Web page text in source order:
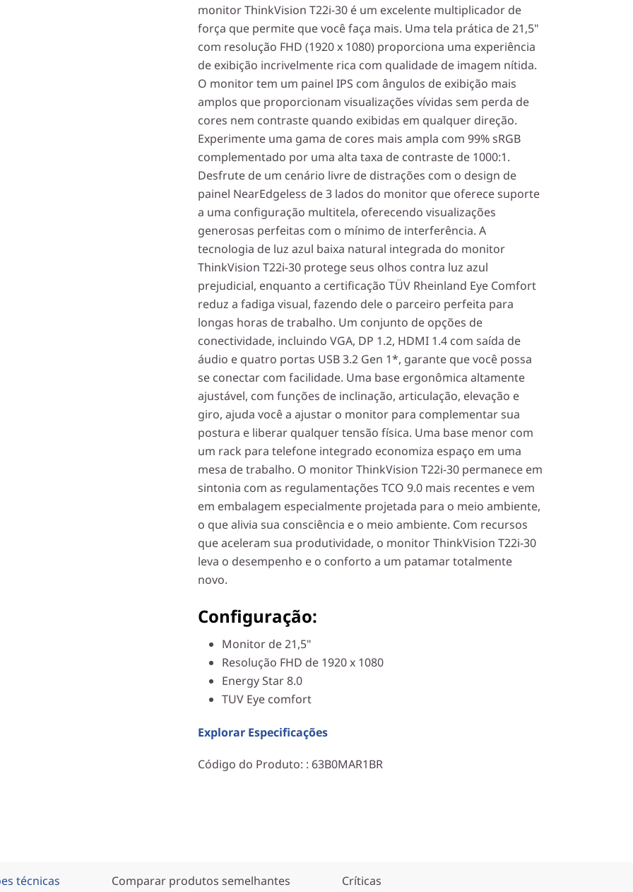
monitor ThinkVision T22i-30 é um excelente multiplicador de
força que permite que você faça mais. Uma tela prática de 21,5"
com resolução FHD (1920 x 1080) proporciona uma experiência
de exibição incrivelmente rica com qualidade de imagem nítida.
O monitor tem um painel IPS com ângulos de exibição mais
amplos que proporcionam visualizações vívidas sem perda de
cores nem contraste quando exibidas em qualquer direção.
Experimente uma gama de cores mais ampla com 99% sRGB
complementado por uma alta taxa de contraste de 1000:1.
Desfrute de um cenário livre de distrações com o design de
painel NearEdgeless de 3 lados do monitor que oferece suporte
a uma configuração multitela, oferecendo visualizações
generosas perfeitas com o mínimo de interferência. A
tecnologia de luz azul baixa natural integrada do monitor
ThinkVision T22i-30 protege seus olhos contra luz azul
prejudicial, enquanto a certificação TÜV Rheinland Eye Comfort
reduz a fadiga visual, fazendo dele o parceiro perfeita para
longas horas de trabalho. Um conjunto de opções de
conectividade, incluindo VGA, DP 1.2, HDMI 1.4 com saída de
áudio e quatro portas USB 3.2 Gen 1*, garante que você possa
se conectar com facilidade. Uma base ergonômica altamente
ajustável, com funções de inclinação, articulação, elevação e
giro, ajuda você a ajustar o monitor para complementar sua
postura e liberar qualquer tensão física. Uma base menor com
um rack para telefone integrado economiza espaço em uma
mesa de trabalho. O monitor ThinkVision T22i-30 permanece em
sintonia com as regulamentações TCO 9.0 mais recentes e vem
em embalagem especialmente projetada para o meio ambiente,
o que alivia sua consciência e o meio ambiente. Com recursos
que aceleram sua produtividade, o monitor ThinkVision T22i-30
leva o desempenho e o conforto a um patamar totalmente
novo.
Configuração:
Monitor de 21,5"
Resolução FHD de 1920 x 1080
Energy Star 8.0
TUV Eye comfort
Explorar Especificações
Código do Produto: : 63B0MAR1BR
técnicas Comparar produtos semelhantes Críticas